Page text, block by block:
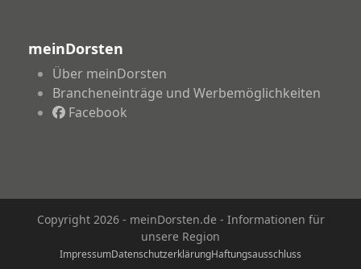
meinDorsten
Über meinDorsten
Brancheneinträge und Werbemöglichkeiten
Facebook
Copyright 2026 - meinDorsten.de - Informationen für
unsere Region
ImpressumDatenschutzerklärungHaftungsausschluss